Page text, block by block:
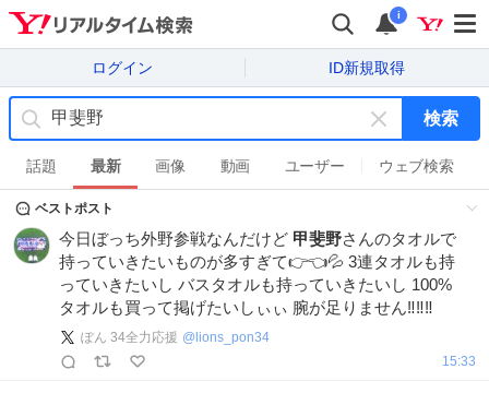
i
ログイン ID新規取得
キ
ー
ワ
ド
を
消
す
検索
話題 最新 画像 動画 ユーザー ウェブ検索
ベストポスト
今日ぼっち外野参戦なんだけど 甲斐野さんのタオルで
持っていきたいものが多すぎて👉👈💦 3連タオルも持
っていきたいし バスタオルも持っていきたいし 100%
タオルも買って掲げたいしぃぃ 腕が足りません‼️‼️‼️
ぽん 34全力応援 @ lions_pon34
15:33